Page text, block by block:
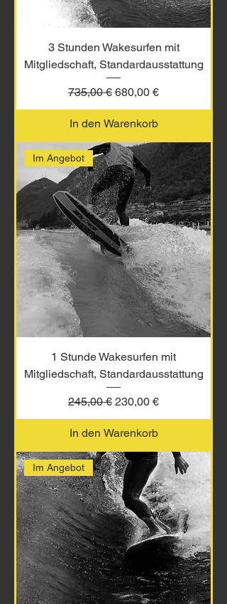
3 Stunden Wakesurfen mit
Mitgliedschaft, Standardausstattung
Standardpreis
735,00 € Sale-Preis
680,00 €
In den Warenkorb
Im Angebot
1 Stunde Wakesurfen mit
Mitgliedschaft, Standardausstattung
Standardpreis
245,00 € Sale-Preis
230,00 €
In den Warenkorb
Im Angebot